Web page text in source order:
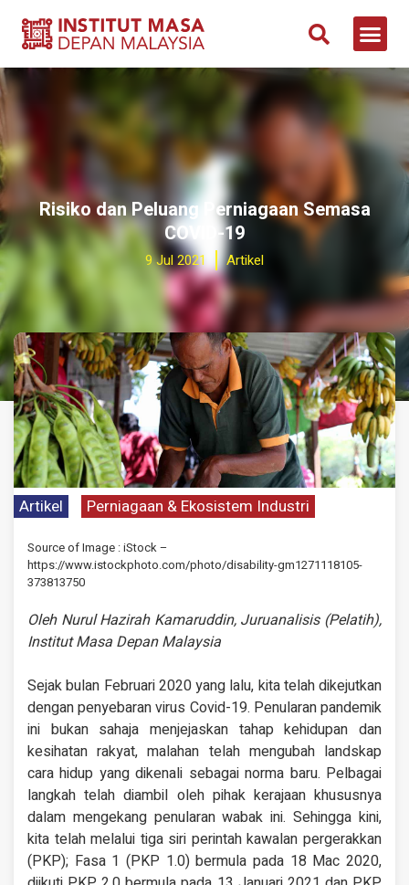
Risiko dan Peluang Perniagaan Semasa
COVID-19
9 Jul 2021 Artikel
Artikel Perniagaan & Ekosistem Industri
Source of Image : iStock –
https://www.istockphoto.com/photo/disability-gm1271118105-
373813750
Oleh Nurul Hazirah Kamaruddin, Juruanalisis (Pelatih),
Institut Masa Depan Malaysia
Sejak bulan Februari 2020 yang lalu, kita telah dikejutkan
dengan penyebaran virus Covid-19. Penularan pandemik
ini bukan sahaja menjejaskan tahap kehidupan dan
kesihatan rakyat, malahan telah mengubah landskap
cara hidup yang dikenali sebagai norma baru. Pelbagai
langkah telah diambil oleh pihak kerajaan khususnya
dalam mengekang penularan wabak ini. Sehingga kini,
kita telah melalui tiga siri perintah kawalan pergerakkan
(PKP); Fasa 1 (PKP 1.0) bermula pada 18 Mac 2020,